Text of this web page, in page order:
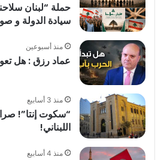
حملة “لبنان
سيادة الدولة و
منذ أسبوعين
عماد رزق : هل
منذ 3 أسابيع
“سكوت إنتا”!
اللبناني!
منذ 4 أسابيع